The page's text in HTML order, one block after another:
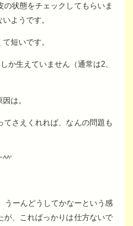
状態をチェックしてもらいま
ようです。
短いです。
か生えていません（通常は2、
は。
てさえくれれば、なんの問題も
うーんどうしてかなーという感
が、こればっかりは仕方ないで